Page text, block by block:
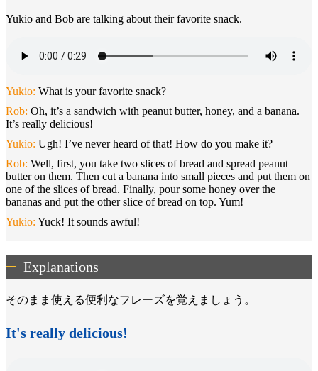
Yukio and Bob are talking about their favorite snack.
Yukio: What is your favorite snack?
Rob: Oh, it’s a sandwich with peanut butter, honey, and a banana.
It’s really delicious!
Yukio: Ugh! I’ve never heard of that! How do you make it?
Rob: Well, first, you take two slices of bread and spread peanut
butter on them. Then cut a banana into small pieces and put them on
one of the slices of bread. Finally, pour some honey over the
bananas and put the other slice of bread on top. Yum!
Yukio: Yuck! It sounds awful!
Explanations
そのまま使える便利なフレーズを覚えましょう。
It's really delicious!